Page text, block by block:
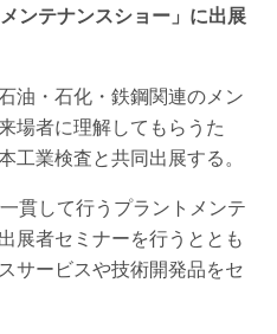
ンテナンスショー」に出展
油・石化・鉄鋼関連のメン
場者に理解してもらうた
工業検査と共同出展する。
貫して行うプラントメンテ
展者セミナーを行うととも
サービスや技術開発品をセ